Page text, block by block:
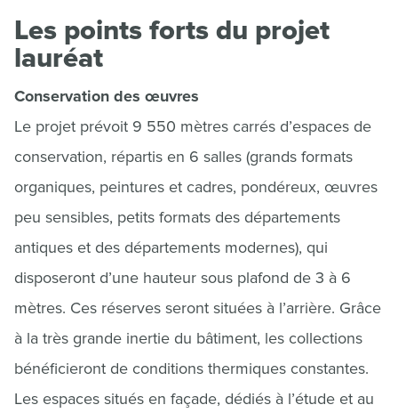
Les points forts du projet
lauréat
Conservation des œuvres
Le projet prévoit 9 550 mètres carrés d’espaces de
conservation, répartis en 6 salles (grands formats
organiques, peintures et cadres, pondéreux, œuvres
peu sensibles, petits formats des départements
antiques et des départements modernes), qui
disposeront d’une hauteur sous plafond de 3 à 6
mètres. Ces réserves seront situées à l’arrière. Grâce
à la très grande inertie du bâtiment, les collections
bénéficieront de conditions thermiques constantes.
Les espaces situés en façade, dédiés à l’étude et au